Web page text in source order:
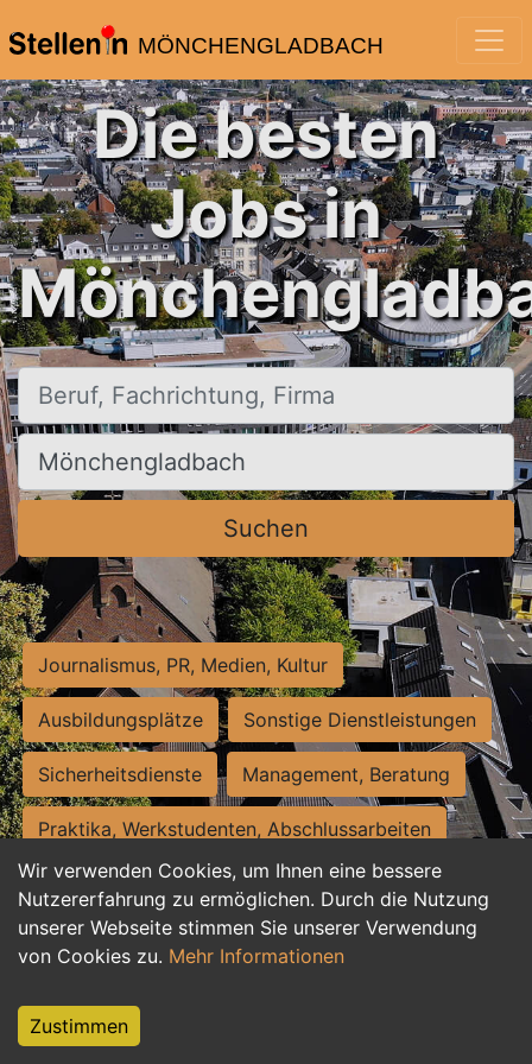
MÖNCHENGLADBACH
Wir verwenden Cookies, um Ihnen eine bessere
Nutzererfahrung zu ermöglichen. Durch die Nutzung
unserer Webseite stimmen Sie unserer Verwendung
von Cookies zu. Mehr Informationen
Zustimmen
Die besten
Jobs in
Beruf, Fachrichtung, Firma
Ort, Stadt
Suchen
Journalismus, PR, Medien, Kultur
Ausbildungsplätze Sonstige Dienstleistungen
Sicherheitsdienste Management, Beratung
Praktika, Werkstudenten, Abschlussarbeiten
Personalwesen Assistenz, Sekretariat
Hilfskräfte, Aushilfs- und Nebenjobs
Weiterbildung, Studium, duale Ausbildung